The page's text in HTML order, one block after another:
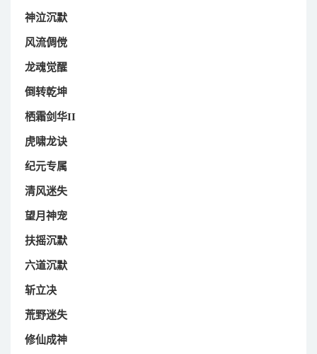
神泣沉默
风流倜傥
龙魂觉醒
倒转乾坤
栖霜剑华II
虎啸龙诀
纪元专属
清风迷失
望月神宠
扶摇沉默
六道沉默
斩立决
荒野迷失
修仙成神